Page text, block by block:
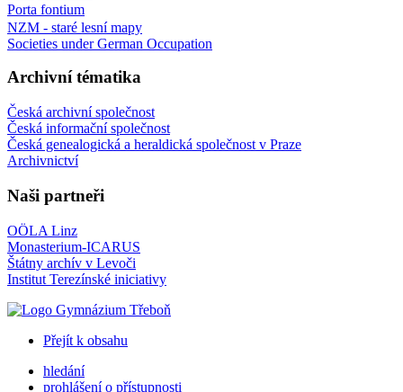
Porta fontium
NZM - staré lesní mapy
Societies under German Occupation
Archivní tématika
Česká archivní společnost
Česká informační společnost
Česká genealogická a heraldická společnost v Praze
Archivnictví
Naši partneři
OÖLA Linz
Monasterium-ICARUS
Štátny archív v Levoči
Institut Terezínské iniciativy
Přejít k obsahu
hledání
prohlášení o přístupnosti